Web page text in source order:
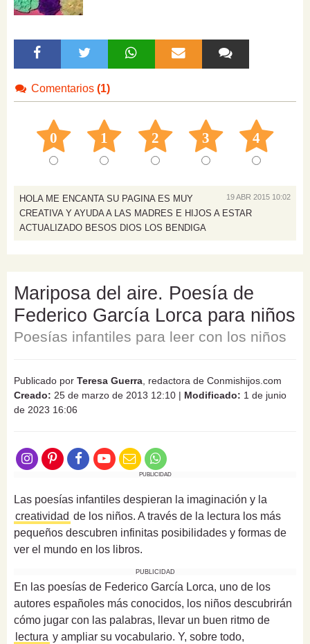
Comentarios (1)
0 1 2 3 4
19 ABR 2015 10:02
HOLA ME ENCANTA SU PAGINA ES MUY
CREATIVA Y AYUDA A LAS MADRES E HIJOS A ESTAR
ACTUALIZADO BESOS DIOS LOS BENDIGA
Mariposa del aire. Poesía de
Federico García Lorca para niños
Poesías infantiles para leer con los niños
Publicado por Teresa Guerra , redactora de Conmishijos.com
Creado: 25 de marzo de 2013 12:10 | Modificado: 1 de junio
de 2023 16:06
PUBLICIDAD
Las poesías infantiles despieran la imaginación y la
creatividad de los niños. A través de la lectura los más
pequeños descubren infinitas posibilidades y formas de
ver el mundo en los libros.
PUBLICIDAD
En las poesías de Federico García Lorca, uno de los
autores españoles más conocidos, los niños descubrirán
cómo jugar con las palabras, llevar un buen ritmo de
lectura y ampliar su vocabulario. Y, sobre todo,